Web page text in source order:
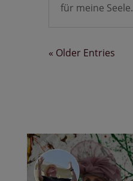
für meine Seele.
« Older Entries